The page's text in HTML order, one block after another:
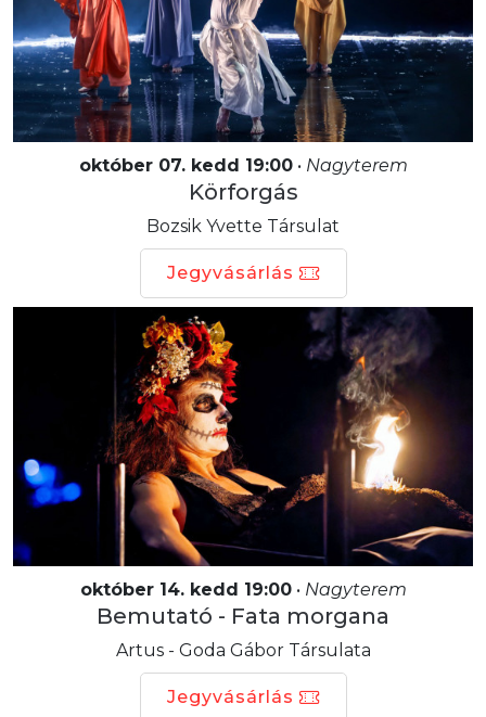
október 07. kedd 19:00• Nagyterem
Körforgás
Bozsik Yvette Társulat
Jegyvásárlás
október 14. kedd 19:00• Nagyterem
Bemutató - Fata morgana
Artus - Goda Gábor Társulata
Jegyvásárlás